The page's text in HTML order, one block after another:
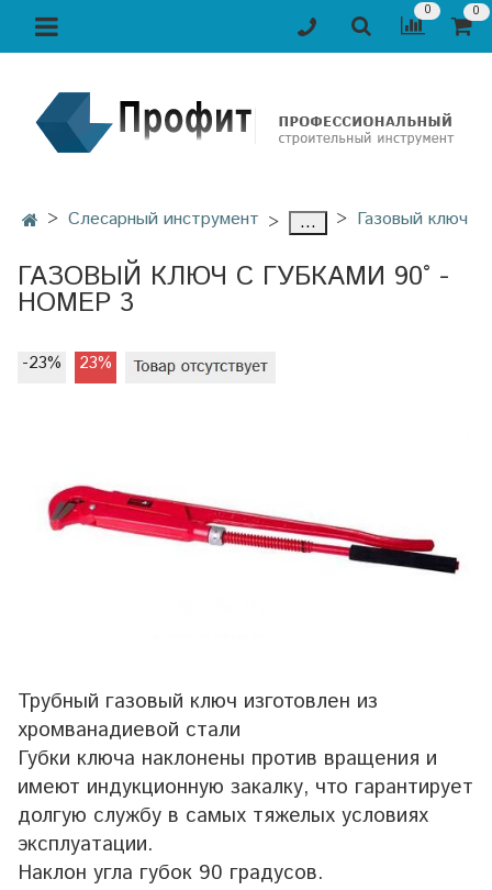
0 0
Слесарный инструмент ... Газовый ключ
ГАЗОВЫЙ КЛЮЧ С ГУБКАМИ 90° -
НОМЕР 3
-23% 23%
Трубный газовый ключ изготовлен из
хромванадиевой стали
Губки ключа наклонены против вращения и
имеют индукционную закалку, что гарантирует
долгую службу в самых тяжелых условиях
эксплуатации.
Наклон угла губок 90 градусов.